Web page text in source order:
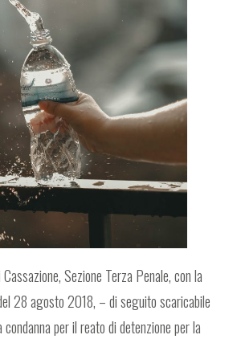
Sezione Terza Penale, con la
28 agosto 2018, – di seguito scaricabile
per il reato di detenzione per la